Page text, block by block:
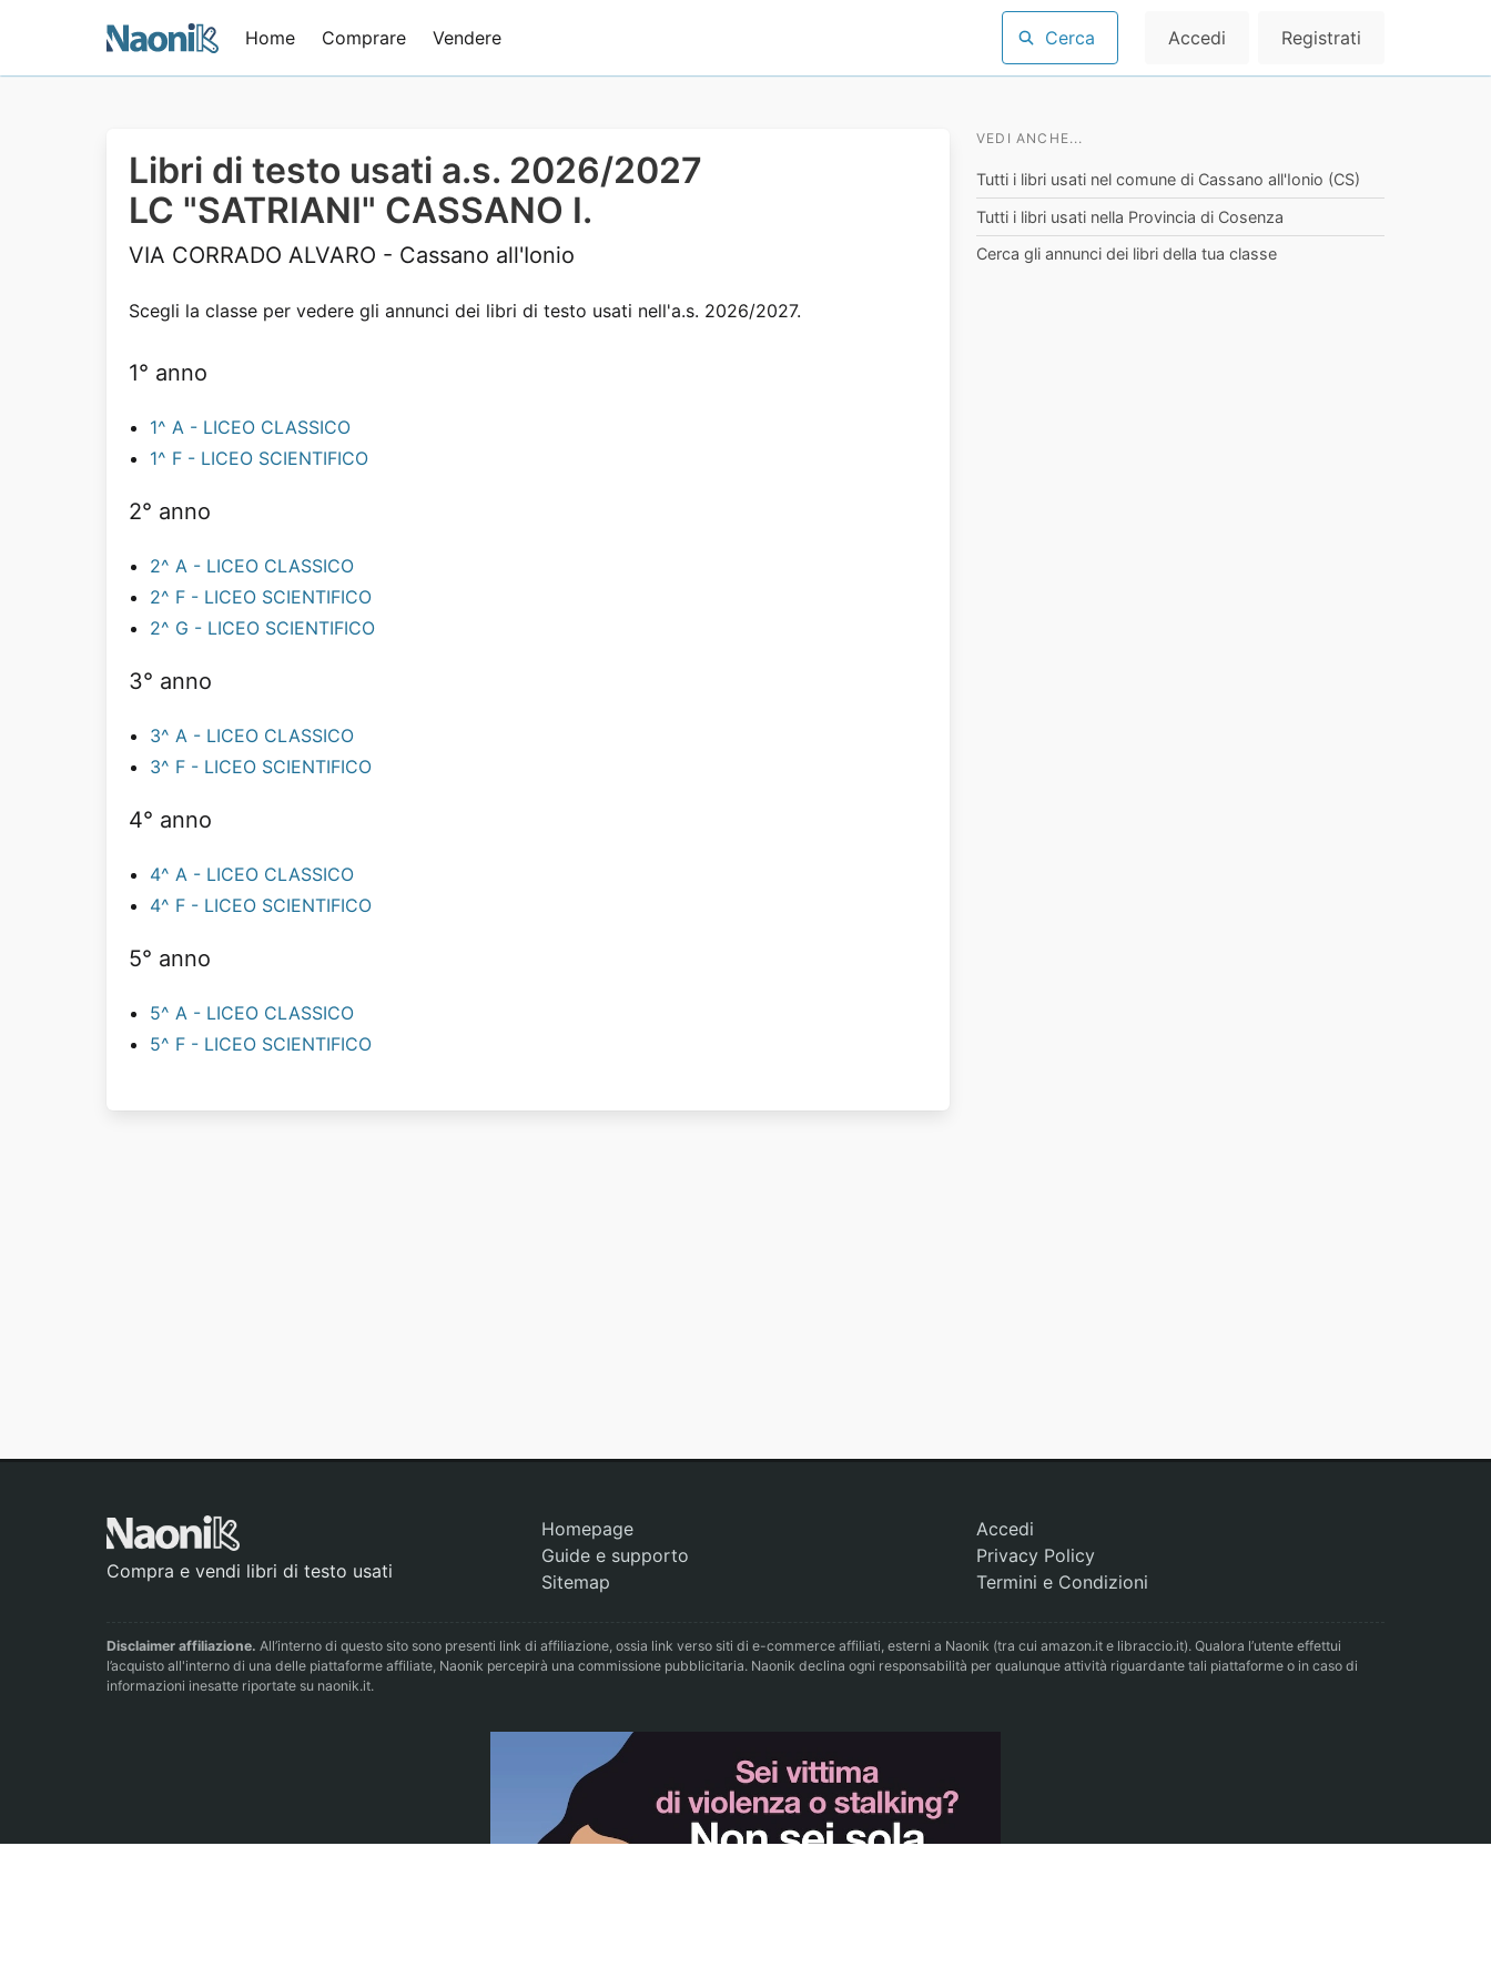
Home Comprare Vendere Cerca Accedi Registrati
Libri di testo usati a.s. 2026/2027
LC "SATRIANI" CASSANO I.
VIA CORRADO ALVARO - Cassano all'Ionio
Scegli la classe per vedere gli annunci dei libri di testo usati nell'a.s. 2026/2027.
1° anno
1^ A - LICEO CLASSICO
1^ F - LICEO SCIENTIFICO
2° anno
2^ A - LICEO CLASSICO
2^ F - LICEO SCIENTIFICO
2^ G - LICEO SCIENTIFICO
3° anno
3^ A - LICEO CLASSICO
3^ F - LICEO SCIENTIFICO
4° anno
4^ A - LICEO CLASSICO
4^ F - LICEO SCIENTIFICO
5° anno
5^ A - LICEO CLASSICO
5^ F - LICEO SCIENTIFICO
VEDI ANCHE...
Tutti i libri usati nel comune di Cassano all'Ionio (CS)
Tutti i libri usati nella Provincia di Cosenza
Cerca gli annunci dei libri della tua classe
Compra e vendi libri di testo usati
Homepage
Guide e supporto
Sitemap
Accedi
Privacy Policy
Termini e Condizioni